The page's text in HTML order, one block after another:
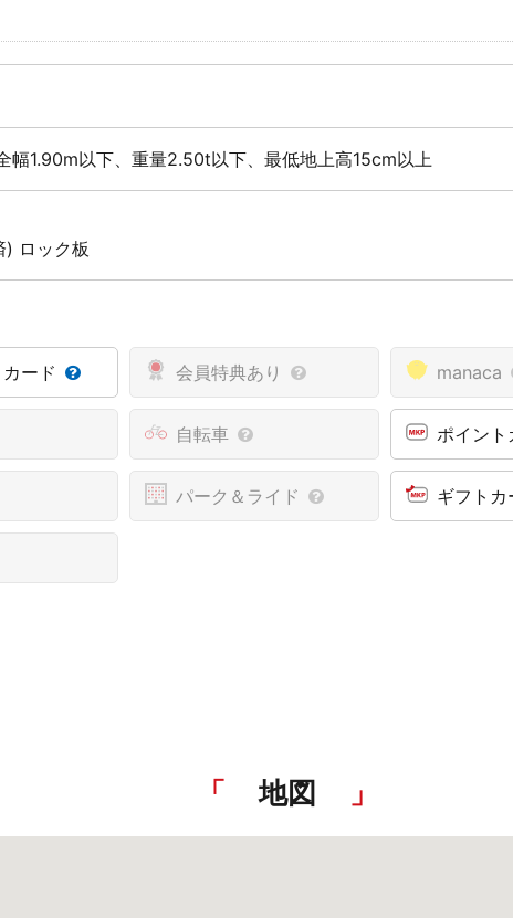
幅1.90m以下、重量2.50t以下、最低地上高15cm以上
) ロック板
ード 会員特典あり manaca
自転車 ポイン
パーク＆ライド ギフト
地図